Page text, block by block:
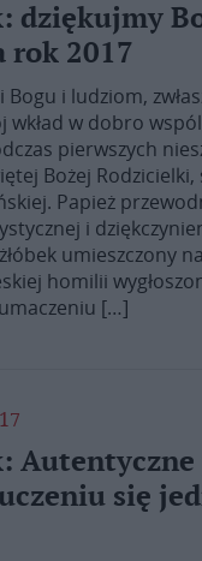
dziękujmy
rok 2017
i ludziom,
wkład w dobro
pierwszych
Bożej
Papież
i
umieszczony
homilii
[…]
się